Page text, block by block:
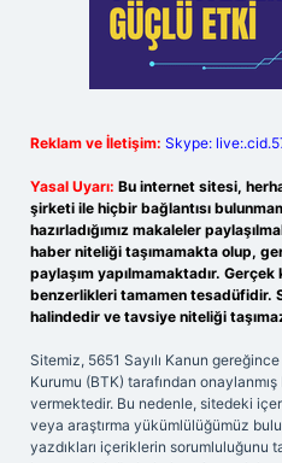
Reklam ve İletişim: Skype:
Yasal Uyarı: Bu internet sitesi,
şirketi ile hiçbir bağlantısı
hazırladığımız makaleler
haber niteliği taşımamakta olup,
paylaşım yapılmamaktadır.
benzerlikleri tamamen tesadüfidir.
halindedir ve tavsiye niteliği
Sitemiz, 5651 Sayılı Kanun
Kurumu (BTK) tarafından
vermektedir. Bu nedenle, sitedeki
veya araştırma yükümlülüğümüz
yazdıkları içeriklerin sorumluluğunu